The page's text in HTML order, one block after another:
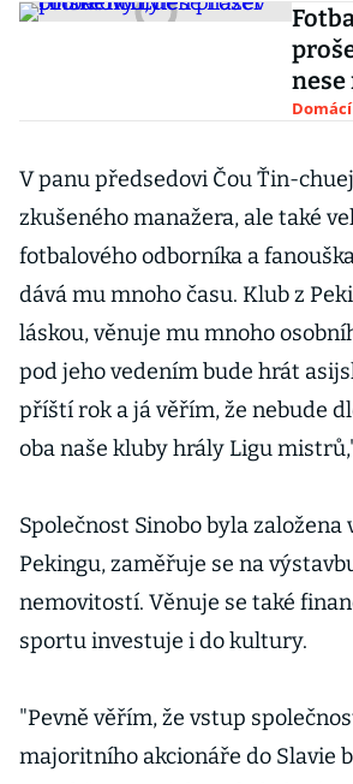
nese
firmy
Domácí
V panu předsedovi Čou Ťin-
zkušeného manažera, ale také
fotbalového odborníka a
dává mu mnoho času. Klub z
láskou, věnuje mu mnoho
pod jeho vedením bude hrát
příští rok a já věřím, že nebude
oba naše kluby hrály Ligu
Společnost Sinobo byla založena
Pekingu, zaměřuje se na
nemovitostí. Věnuje se také
sportu investuje i do kultury.
"Pevně věřím, že vstup
majoritního akcionáře do Slavie